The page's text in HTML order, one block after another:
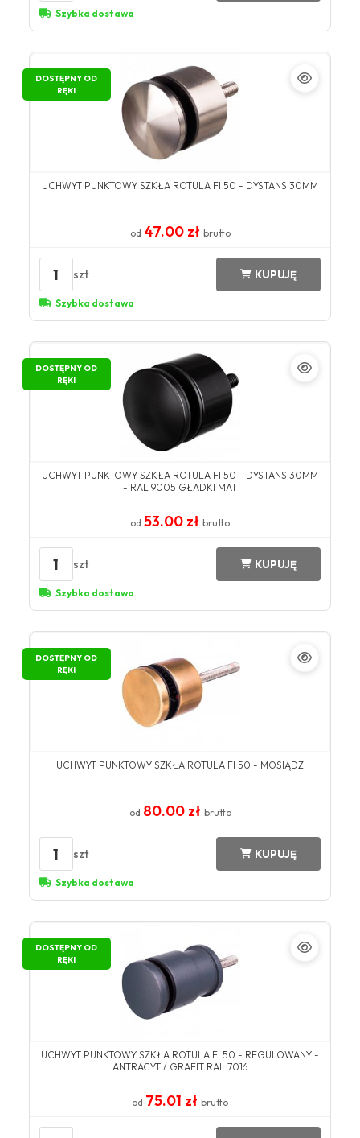
Szybka dostawa
DOSTĘPNY OD
RĘKI
UCHWYT PUNKTOWY SZKŁA ROTULA FI 50 - DYSTANS 30MM
od 47.00 zł brutto
1 szt KUPUJĘ
Szybka dostawa
DOSTĘPNY OD
RĘKI
UCHWYT PUNKTOWY SZKŁA ROTULA FI 50 - DYSTANS 30MM
- RAL 9005 GŁADKI MAT
od 53.00 zł brutto
1 szt KUPUJĘ
Szybka dostawa
DOSTĘPNY OD
RĘKI
UCHWYT PUNKTOWY SZKŁA ROTULA FI 50 - MOSIĄDZ
od 80.00 zł brutto
1 szt KUPUJĘ
Szybka dostawa
DOSTĘPNY OD
RĘKI
UCHWYT PUNKTOWY SZKŁA ROTULA FI 50 - REGULOWANY -
ANTRACYT / GRAFIT RAL 7016
od 75.01 zł brutto